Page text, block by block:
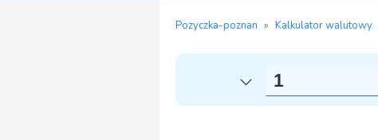
Pozyczka-poznan » Kalkulator walutowy